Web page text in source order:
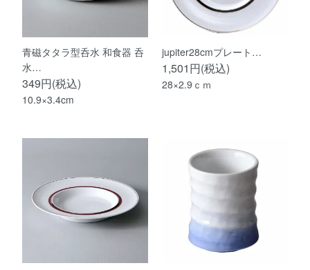
青磁タタラ型呑水 和食器 呑
水…
349円(税込)
10.9×3.4cm
jupiter28cmプレート…
1,501円(税込)
28×2.9ｃｍ